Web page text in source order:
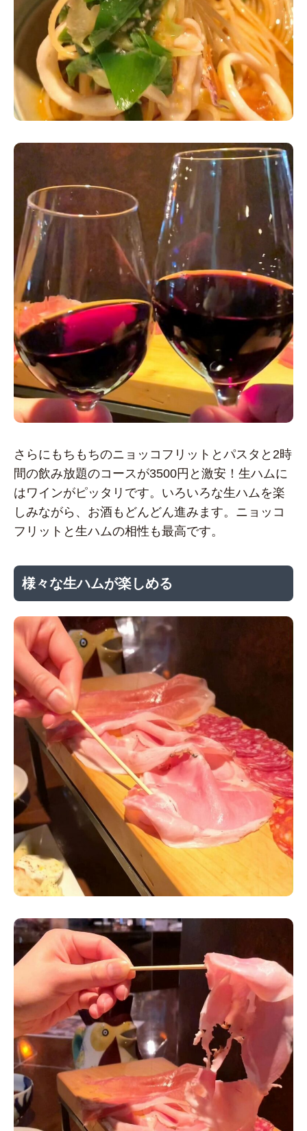
さらにもちもちのニョッコフリットとパスタと2時
間の飲み放題のコースが3500円と激安！生ハムに
はワインがピッタリです。いろいろな生ハムを楽
しみながら、お酒もどんどん進みます。ニョッコ
フリットと生ハムの相性も最高です。
様々な生ハムが楽しめる